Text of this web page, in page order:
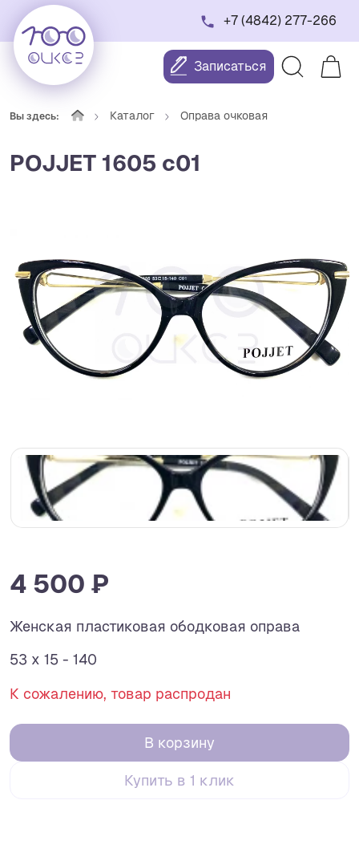
+7 (4842) 277-266
Записаться
Вы здесь: Каталог Оправа очковая
POJJET 1605 с01
4 500 ₽
Женская пластиковая ободковая оправа
53 x 15 - 140
К сожалению, товар распродан
В корзину
Купить в 1 клик